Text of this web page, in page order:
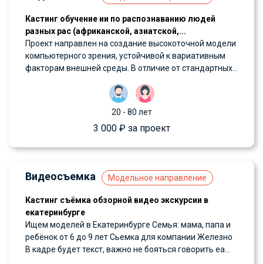
Кастинг обучение ии по распознаванию людей
разных рас (африканской, азиатской,...
Проект направлен на создание высокоточной модели
компьютерного зрения, устойчивой к вариативным
факторам внешней среды. В отличие от стандартных...
20 - 80 лет
3 000 ₽ за проект
Видеосъемка Модельное направление
Кастинг съёмка обзорной видео экскурсии в
екатеринбурге
Ищем моделей в Екатеринбурге Семья: мама, папа и
ребёнок от 6 до 9 лет Сьемка для компании Железно
В кадре будет текст, важно не бояться говорить еа...